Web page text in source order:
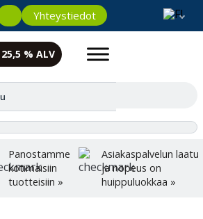
Yhteystiedot
25,5 % ALV
Panostamme
kotimaisiin
tuotteisiin »
Asiakaspalvelun laatu
ja nopeus on
huippuluokkaa »